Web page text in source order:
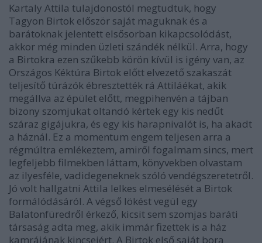
Kartaly Attila tulajdonostól megtudtuk, hogy
Tagyon Birtok először saját maguknak és a
barátoknak jelentett elsősorban kikapcsolódást,
akkor még minden üzleti szándék nélkül. Arra, hogy
a Birtokra ezen szűkebb körön kívül is igény van, az
Országos Kéktúra Birtok előtt elvezető szakaszát
teljesítő túrázók ébresztették rá Attiláékat, akik
megállva az épület előtt, megpihenvén a tájban
bizony szomjukat oltandó kértek egy kis nedűt
száraz gigájukra, és egy kis harapnivalót is, ha akadt
a háznál. Ez a momentum engem teljesen arra a
régmúltra emlékeztem, amiről fogalmam sincs, mert
legfeljebb filmekben láttam, könyvekben olvastam
az ilyesféle, vadidegeneknek szóló vendégszeretetről.
Jó volt hallgatni Attila lelkes elmesélését a Birtok
formálódásáról. A végső lökést vegül egy
Balatonfüredről érkező, kicsit sem szomjas baráti
társaság adta meg, akik immár fizettek is a ház
kamrájának kincseiért. A Birtok első saját bora